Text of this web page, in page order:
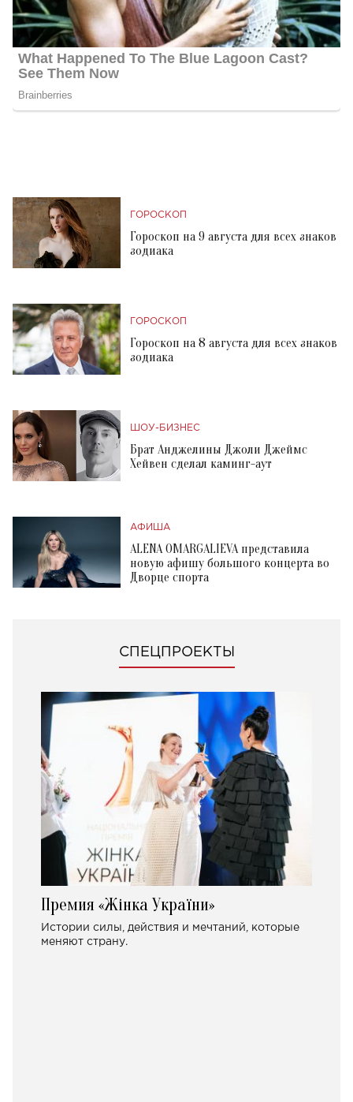
ГОРОСКОП
Гороскоп на 9 августа для всех знаков
зодиака
ГОРОСКОП
Гороскоп на 8 августа для всех знаков
зодиака
ШОУ-БИЗНЕС
Брат Анджелины Джоли Джеймс
Хейвен сделал каминг-аут
АФИША
ALENA OMARGALIEVA представила
новую афишу большого концерта во
Дворце спорта
СПЕЦПРОЕКТЫ
Премия «Жінка України»
Истории силы, действия и мечтаний, которые
меняют страну.